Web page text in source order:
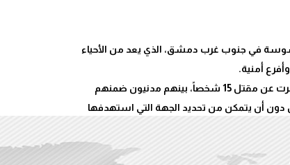
في جنوب غرب دمشق، الذي يعد من الأحياء
وقال مدير المرصد رامي عبدالرحمن لوكالة "فرانس برس" إن الغارة أسفرت عن مقتل 15 شخصاً، بينهم مدنيون ضمنهم
دون أن يتمكن من تحديد الجهة التي استهدفها